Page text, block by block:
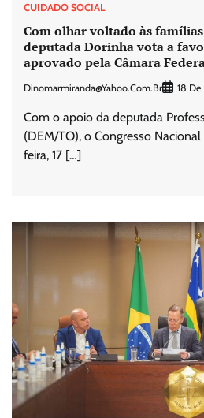
CUIDADO SOCIAL
Com olhar voltado às
deputada Dorinha vota a
aprovado pela Câmara
Dinomarmiranda@yahoo.com.br 18
Com o apoio da deputada
(DEM/TO), o Congresso
feira, 17 […]